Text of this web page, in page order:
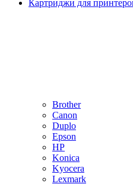
Картриджи для
Brother
Canon
Duplo
Epson
HP
Konica
Kyocera
Lexmark